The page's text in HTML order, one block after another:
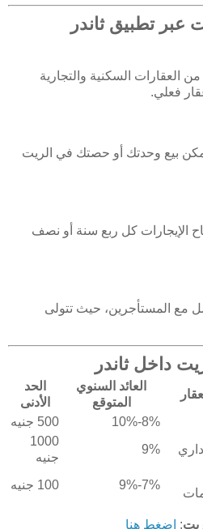
عبر تطبيق ثاندر
العقارات السكنية والتجارية
فعلي.
بيع وحدتك أو حصتك في الريت
الإيجارات كل ربع سنة أو نصف
مع المستأجرين، حيث تتولى
داخل ثاندر
العائد السنوي
المتوقع
الحد
الأدنى
8%-10%
500 جنيه
9%
1000
جنيه
7%-9% 100 جنيه
: اضغط هنا